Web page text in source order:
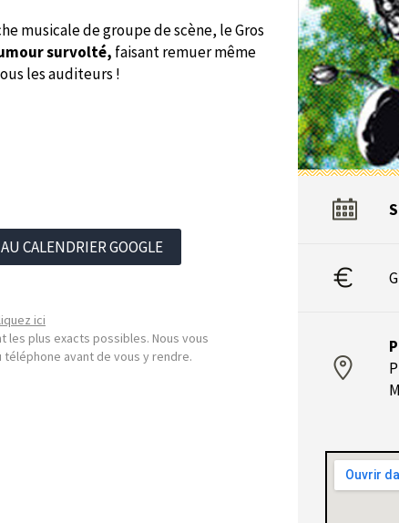
musicale de groupe de scène, le Gros
survolté, faisant remuer même
les auditeurs !
CALENDRIER GOOGLE
ici
les plus exacts possibles. Nous vous
avant de vous y rendre.